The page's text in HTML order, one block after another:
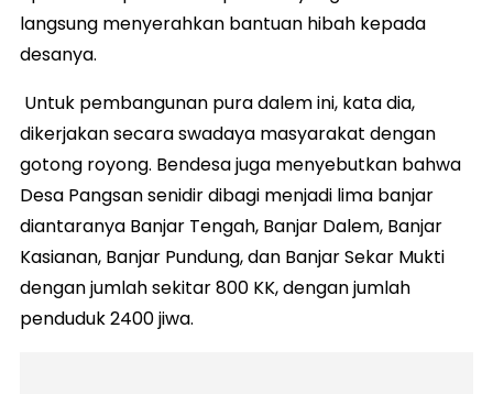
langsung menyerahkan bantuan hibah kepada
desanya.
Untuk pembangunan pura dalem ini, kata dia,
dikerjakan secara swadaya masyarakat dengan
gotong royong. Bendesa juga menyebutkan bahwa
Desa Pangsan senidir dibagi menjadi lima banjar
diantaranya Banjar Tengah, Banjar Dalem, Banjar
Kasianan, Banjar Pundung, dan Banjar Sekar Mukti
dengan jumlah sekitar 800 KK, dengan jumlah
penduduk 2400 jiwa.